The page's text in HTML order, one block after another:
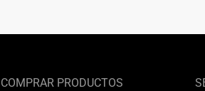
COMPRAR PRODUCTOS